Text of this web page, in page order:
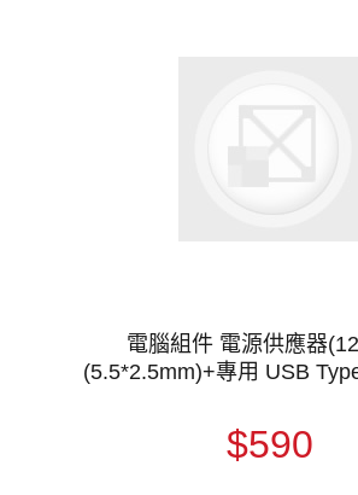
電腦組件 電源供應器
(5.5*2.5mm)+專用 USB
$590